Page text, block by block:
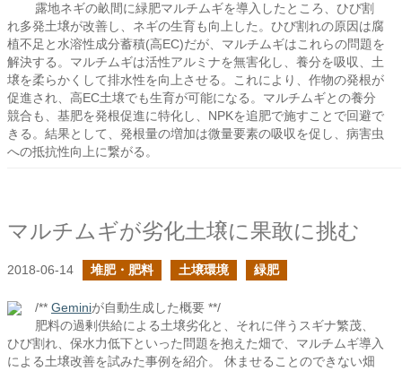
露地ネギの畝間に緑肥マルチムギを導入したところ、ひび割
れ多発土壌が改善し、ネギの生育も向上した。ひび割れの原因は腐
植不足と水溶性成分蓄積(高EC)だが、マルチムギはこれらの問題を
解決する。マルチムギは活性アルミナを無害化し、養分を吸収、土
壌を柔らかくして排水性を向上させる。これにより、作物の発根が
促進され、高EC土壌でも生育が可能になる。マルチムギとの養分
競合も、基肥を発根促進に特化し、NPKを追肥で施すことで回避で
きる。結果として、発根量の増加は微量要素の吸収を促し、病害虫
への抵抗性向上に繋がる。
マルチムギが劣化土壌に果敢に挑む
2018-06-14 堆肥・肥料 土壌環境 緑肥
/** Geminiが自動生成した概要 **/
肥料の過剰供給による土壌劣化と、それに伴うスギナ繁茂、
ひび割れ、保水力低下といった問題を抱えた畑で、マルチムギ導入
による土壌改善を試みた事例を紹介。 休ませることのできない畑